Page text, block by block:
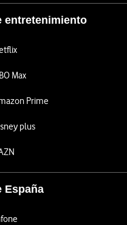
entretenimiento
Max
Prime
plus
España